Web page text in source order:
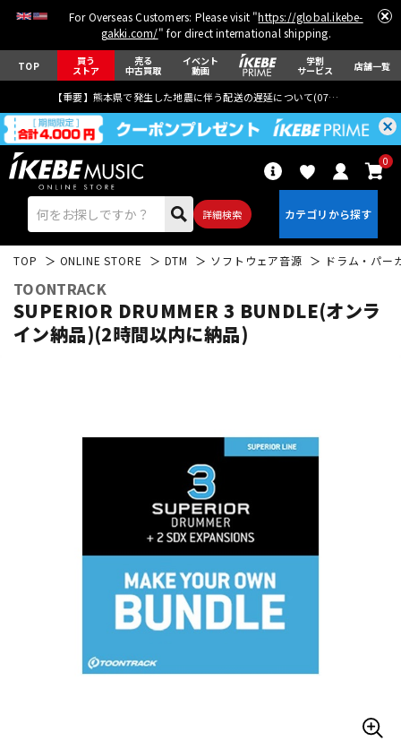
For Overseas Customers: Please visit "https://global.ikebe-
gakki.com/" for direct international shipping.
TOP 買う
ストア
売る
中古買取
イベント
動画
学割
サービス 店舗一覧
【重要】熊本県で発生した地震に伴う配送の遅延について(07月29日
詳細検索
0
キーボード 電子ピアノ
その他楽器
TOP ONLINE STORE DTM ソフトウェア音源 ドラム・パー
TOONTRACK
SUPERIOR DRUMMER 3 BUNDLE(オンラ
イン納品)(2時間以内に納品)